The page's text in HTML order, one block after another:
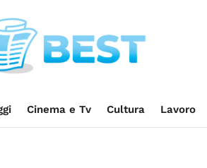
Cinema e Tv Cultura Lavoro